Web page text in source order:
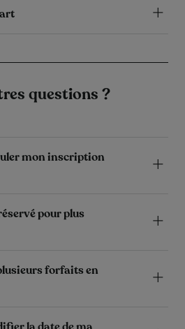
questions ?
mon inscription
pour plus
forfaits en